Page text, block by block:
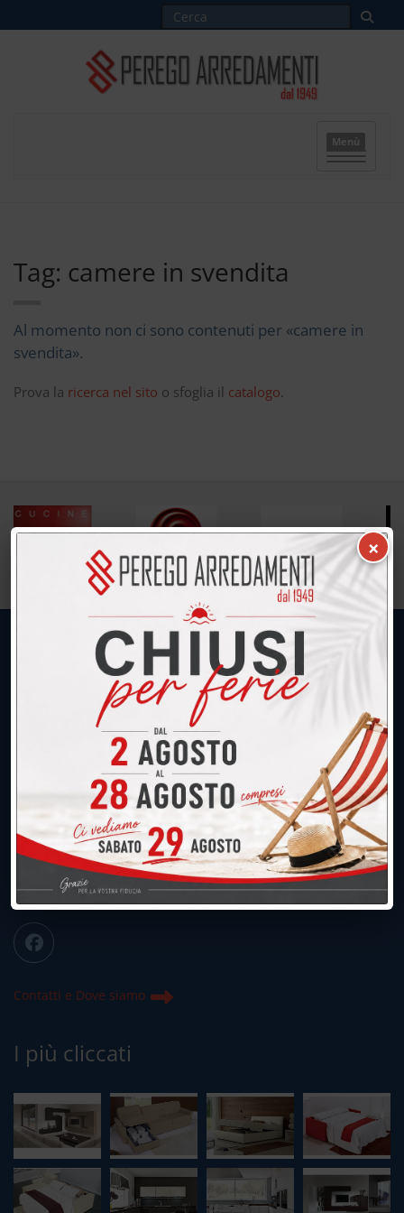
Menù
Tag: camere in svendita
Al momento non ci sono contenuti per «camere in
svendita».
Prova la ricerca nel sito o sfoglia il catalogo.
UNICA SEDE: CALCO (Lecco)
039.677.2778
039.677.2778
info@peregoarredamenti.it
ORARI: 09.00/12.00 - 15.00/19.15
Chiuso domenica e lunedì mattina
Contatti e Dove siamo
I più cliccati
×